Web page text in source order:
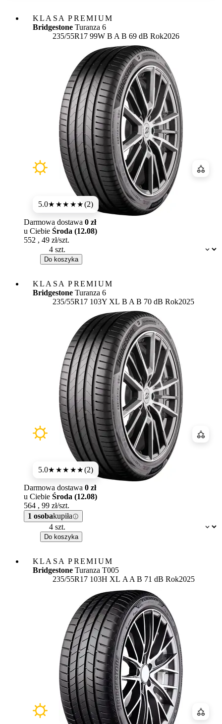
KLASA PREMIUM
Bridgestone Turanza 6
235/55R17 99W Etykieta:
B A B 69 dB Rok2026
5.0★★★★★(2)
Dostępność:
Darmowa dostawa 0 zł
u Ciebie Środa (12.08)
552 , 49 zł/szt.
Do koszyka
KLASA PREMIUM
Bridgestone Turanza 6
235/55R17 103Y XL Etykieta:
B A B 70 dB Rok2025
5.0★★★★★(2)
Dostępność:
Darmowa dostawa 0 zł
u Ciebie Środa (12.08)
564 , 99 zł/szt.
1 osobakupiła
Do koszyka
KLASA PREMIUM
Bridgestone Turanza T005
235/55R17 103H XL Etykieta:
A A B 71 dB Rok2025